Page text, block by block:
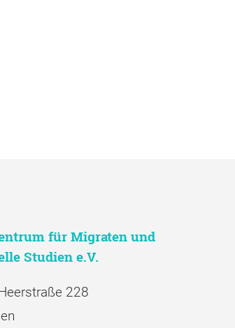
für Migraten und
Studien e.V.
228